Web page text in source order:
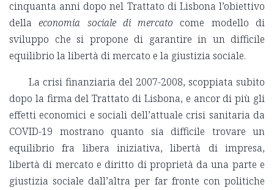
cinquanta anni dopo nel Trattato di Lisbona l’obiettivo
dellaeconomia sociale di mercato come modello di
sviluppo che si propone di garantire in un difficile
equilibrio la libertà di mercato e la giustizia sociale.
La crisi finanziaria del 2007-2008, scoppiata subito
dopo la firma del Trattato di Lisbona, e ancor di più gli
effetti economici e sociali dell’attuale crisi sanitaria da
COVID-19 mostrano quanto sia difficile trovare un
equilibrio fra libera iniziativa, libertà di impresa,
libertà di mercato e diritto di proprietà da una parte e
giustizia sociale dall’altra per far fronte con politiche